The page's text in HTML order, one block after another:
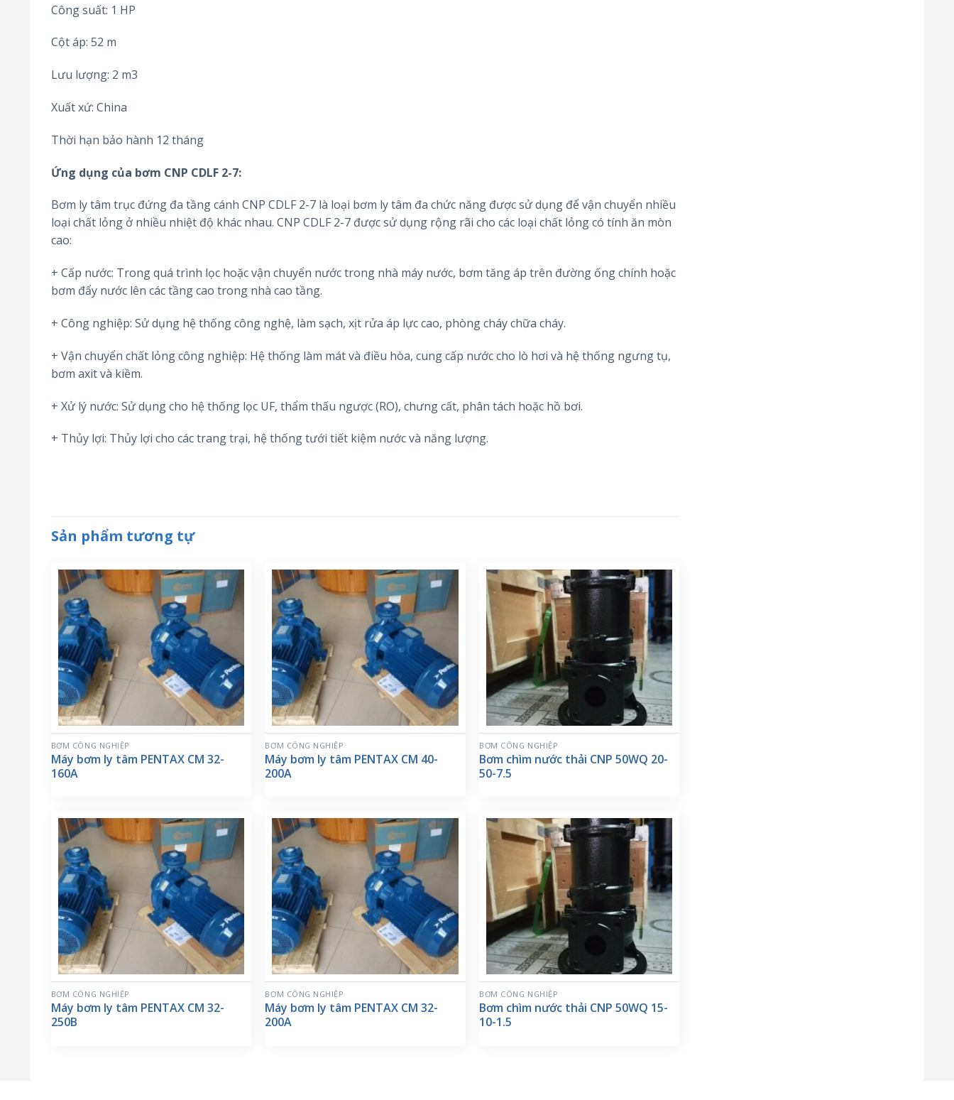
Công suất: 1 HP
Cột áp: 52 m
Lưu lượng: 2 m3
Xuất xứ: China
Thời hạn bảo hành 12 tháng
Ứng dụng của bơm CNP CDLF 2-7:
Bơm ly tâm trục đứng đa tầng cánh CNP CDLF 2-7 là loại bơm ly tâm đa chức năng được sử dụng để vận chuyển nhiều
loại chất lỏng ở nhiều nhiệt độ khác nhau. CNP CDLF 2-7 được sử dụng rộng rãi cho các loại chất lỏng có tính ăn mòn
cao:
+ Cấp nước: Trong quá trình lọc hoặc vận chuyển nước trong nhà máy nước, bơm tăng áp trên đường ống chính hoặc
bơm đẩy nước lên các tầng cao trong nhà cao tầng.
+ Công nghiệp: Sử dụng hệ thống công nghệ, làm sạch, xịt rửa áp lực cao, phòng cháy chữa cháy.
+ Vận chuyển chất lỏng công nghiệp: Hệ thống làm mát và điều hòa, cung cấp nước cho lò hơi và hệ thống ngưng tụ,
bơm axit và kiềm.
+ Xử lý nước: Sử dụng cho hệ thống lọc UF, thẩm thấu ngược (RO), chưng cất, phân tách hoặc hồ bơi.
+ Thủy lợi: Thủy lợi cho các trang trại, hệ thống tưới tiết kiệm nước và năng lượng.
Sản phẩm tương tự
BƠM CÔNG NGHIỆP
Máy bơm ly tâm PENTAX CM 32-
160A
BƠM CÔNG NGHIỆP
Máy bơm ly tâm PENTAX CM 40-
200A
BƠM CÔNG NGHIỆP
Bơm chìm nước thải CNP 50WQ 20-
50-7.5
BƠM CÔNG NGHIỆP
Máy bơm ly tâm PENTAX CM 32-
250B
BƠM CÔNG NGHIỆP
Máy bơm ly tâm PENTAX CM 32-
200A
BƠM CÔNG NGHIỆP
Bơm chìm nước thải CNP 50WQ 15-
10-1.5